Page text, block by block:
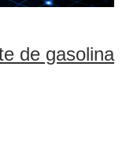
de gasolina